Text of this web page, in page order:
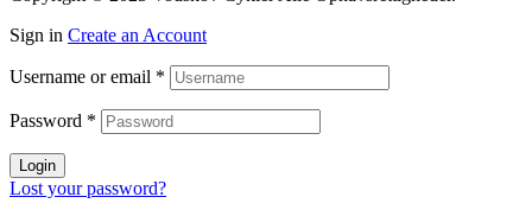
Sign in Create an Account
Username or email *
Password *
Login
Lost your password?